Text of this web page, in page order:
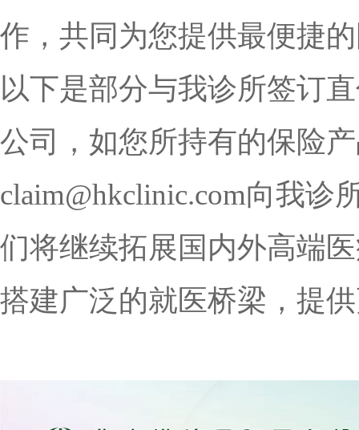
作，共同为您提供最便捷
以下是部分与我诊所签订
公司，如您所持有的保险
claim@hkclinic.com向我诊
们将继续拓展国内外高端
搭建广泛的就医桥梁，提